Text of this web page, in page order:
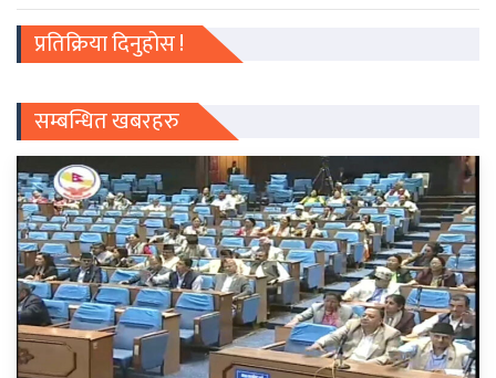
प्रतिक्रिया दिनुहोस !
सम्बन्धित खबरहरु